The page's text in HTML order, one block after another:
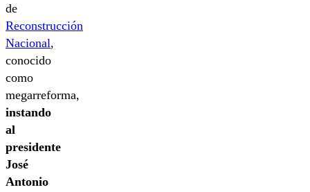
de
Reconstrucción
Nacional,
conocido
como
megarreforma,
instando
al
presidente
José
Antonio